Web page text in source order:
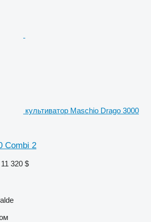
культиватор Maschio Drago 3000
Combi 2
320 $